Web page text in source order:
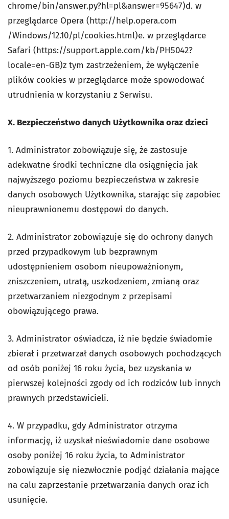
chrome/bin/answer.py?hl=pl&answer=95647)d. w
przeglądarce Opera (http://help.opera.com
/Windows/12.10/pl/cookies.html)e. w przeglądarce
Safari (https://support.apple.com/kb/PH5042?
locale=en-GB)z tym zastrzeżeniem, że wyłączenie
plików cookies w przeglądarce może spowodować
utrudnienia w korzystaniu z Serwisu.
X. Bezpieczeństwo danych Użytkownika oraz dzieci
1. Administrator zobowiązuje się, że zastosuje
adekwatne środki techniczne dla osiągnięcia jak
najwyższego poziomu bezpieczeństwa w zakresie
danych osobowych Użytkownika, starając się zapobiec
nieuprawnionemu dostępowi do danych.
2. Administrator zobowiązuje się do ochrony danych
przed przypadkowym lub bezprawnym
udostępnieniem osobom nieupoważnionym,
zniszczeniem, utratą, uszkodzeniem, zmianą oraz
przetwarzaniem niezgodnym z przepisami
obowiązującego prawa.
3. Administrator oświadcza, iż nie będzie świadomie
zbierał i przetwarzał danych osobowych pochodzących
od osób poniżej 16 roku życia, bez uzyskania w
pierwszej kolejności zgody od ich rodziców lub innych
prawnych przedstawicieli.
4. W przypadku, gdy Administrator otrzyma
informację, iż uzyskał nieświadomie dane osobowe
osoby poniżej 16 roku życia, to Administrator
zobowiązuje się niezwłocznie podjąć działania mające
na calu zaprzestanie przetwarzania danych oraz ich
usunięcie.